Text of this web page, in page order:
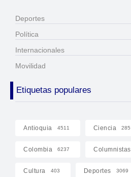
Deportes
Política
Internacionales
Movilidad
Etiquetas populares
Antioquia 4511 Ciencia 285
Colombia 6237 Columnistas
Cultura 403 Deportes 3069